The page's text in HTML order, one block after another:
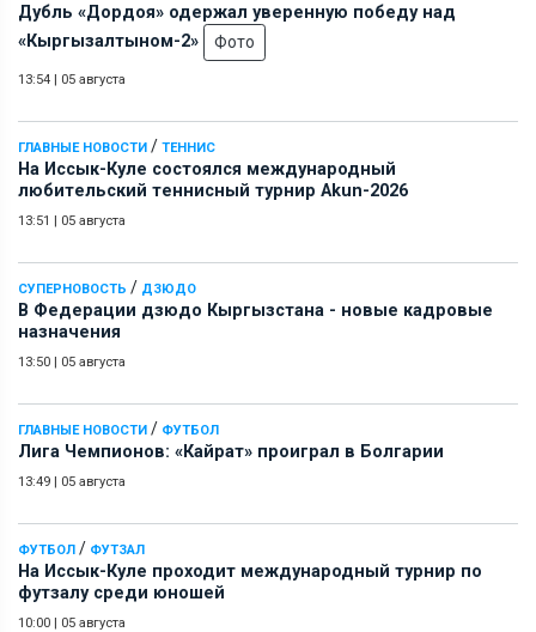
Дубль «Дордоя» одержал уверенную победу над
«Кыргызалтыном-2»
Фото
13:54 | 05 августа
ГЛАВНЫЕ НОВОСТИ / ТЕННИС
На Иссык-Куле состоялся международный
любительский теннисный турнир Akun-2026
13:51 | 05 августа
СУПЕРНОВОСТЬ / ДЗЮДО
В Федерации дзюдо Кыргызстана - новые кадровые
назначения
13:50 | 05 августа
ГЛАВНЫЕ НОВОСТИ / ФУТБОЛ
Лига Чемпионов: «Кайрат» проиграл в Болгарии
13:49 | 05 августа
ФУТБОЛ / ФУТЗАЛ
На Иссык-Куле проходит международный турнир по
футзалу среди юношей
10:00 | 05 августа